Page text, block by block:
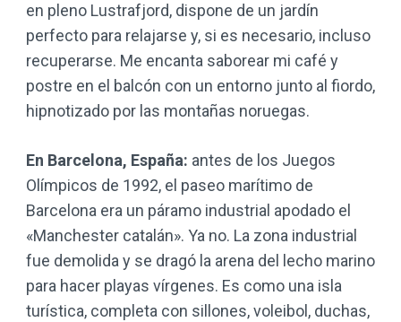
en pleno Lustrafjord, dispone de un jardín
perfecto para relajarse y, si es necesario, incluso
recuperarse. Me encanta saborear mi café y
postre en el balcón con un entorno junto al fiordo,
hipnotizado por las montañas noruegas.
En Barcelona, ​​España: antes de los Juegos
Olímpicos de 1992, el paseo marítimo de
Barcelona era un páramo industrial apodado el
«Manchester catalán». Ya no. La zona industrial
fue demolida y se dragó la arena del lecho marino
para hacer playas vírgenes. Es como una isla
turística, completa con sillones, voleibol, duchas,